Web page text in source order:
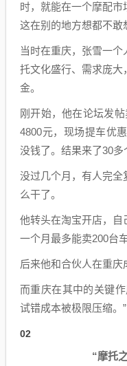
时，就能在一个摩配市
这在别的地方想都不敢
当时在重庆，张雪一
托文化盛行、需求庞大
金。
刚开始，他在论坛发
4800元，现场提车优
没钱了。结果来了30多
没过几个月，有人完
么干了。
他转头在淘宝开店，自
一个月最多能卖200台
后来他和合伙人在重庆
而重庆在其中的关键
试错成本被极限压缩。”
02
“摩托